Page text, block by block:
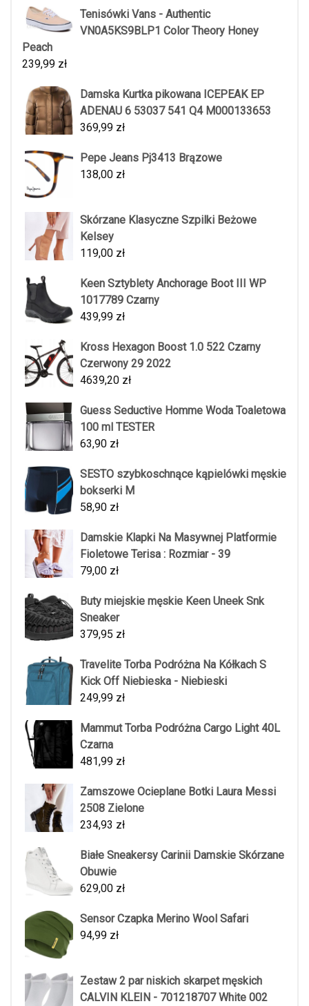
Tenisówki Vans - Authentic
VN0A5KS9BLP1 Color Theory Honey
Peach
239,99 zł
Damska Kurtka pikowana ICEPEAK EP
ADENAU 6 53037 541 Q4 M000133653
369,99 zł
Pepe Jeans Pj3413 Brązowe
138,00 zł
Skórzane Klasyczne Szpilki Beżowe
Kelsey
119,00 zł
Keen Sztyblety Anchorage Boot III WP
1017789 Czarny
439,99 zł
Kross Hexagon Boost 1.0 522 Czarny
Czerwony 29 2022
4639,20 zł
Guess Seductive Homme Woda Toaletowa
100 ml TESTER
63,90 zł
SESTO szybkoschnące kąpielówki męskie
bokserki M
58,90 zł
Damskie Klapki Na Masywnej Platformie
Fioletowe Terisa : Rozmiar - 39
79,00 zł
Buty miejskie męskie Keen Uneek Snk
Sneaker
379,95 zł
Travelite Torba Podróżna Na Kółkach S
Kick Off Niebieska - Niebieski
249,99 zł
Mammut Torba Podróżna Cargo Light 40L
Czarna
481,99 zł
Zamszowe Ocieplane Botki Laura Messi
2508 Zielone
234,93 zł
Białe Sneakersy Carinii Damskie Skórzane
Obuwie
629,00 zł
Sensor Czapka Merino Wool Safari
94,99 zł
Zestaw 2 par niskich skarpet męskich
CALVIN KLEIN - 701218707 White 002